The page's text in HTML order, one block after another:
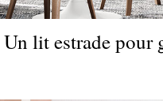
Un lit estrade pour